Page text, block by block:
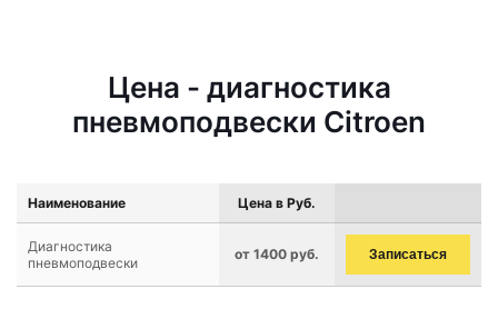
Цена - диагностика
пневмоподвески Citroen
Наименование Цена в Руб.
Диагностика
пневмоподвески
от 1400 руб. Записаться